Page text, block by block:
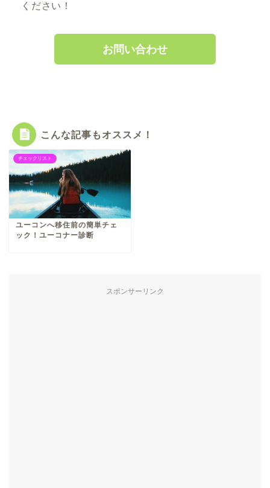
ください！
お問い合わせ
こんな記事もオススメ！
チェックリスト
ユーコンへ移住前の簡単チェ
ック！ユーコナー診断
スポンサーリンク